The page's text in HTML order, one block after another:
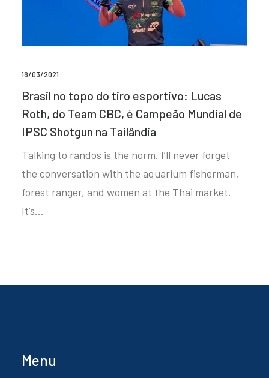
18/03/2021
Brasil no topo do tiro esportivo: Lucas
Roth, do Team CBC, é Campeão Mundial de
IPSC Shotgun na Tailândia
Talking to randos is the norm. I’ll never forget
the conversation with the aquarium fisherman,
forest ranger, and women at the Thai market.
It’s…
Menu